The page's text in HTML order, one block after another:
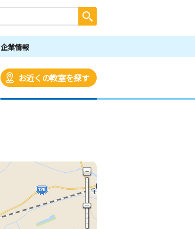
企業情報
お近くの教室を探す